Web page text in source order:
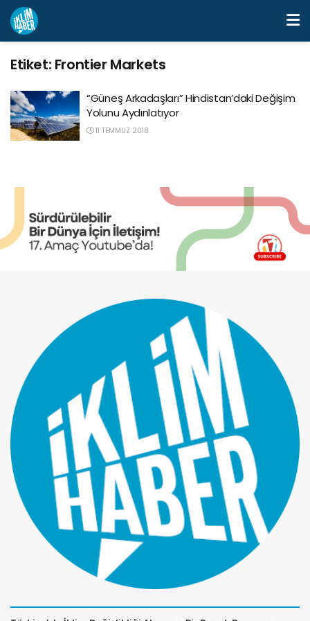
Etiket: Frontier Markets
“Güneş Arkadaşları” Hindistan’daki Değişim
Yolunu Aydınlatıyor
11 TEMMUZ 2018